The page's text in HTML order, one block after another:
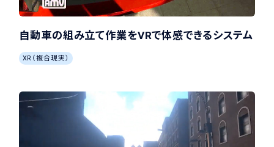
自動車の組み立て作業をVRで体感できるシステム
XR（複合現実）